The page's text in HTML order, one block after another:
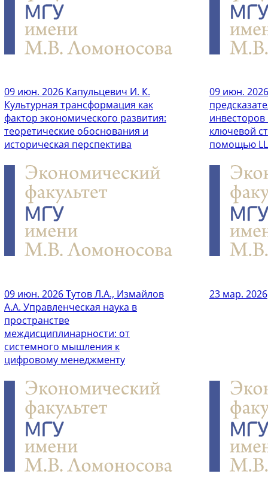
09 июн. 2026 Капульцевич И. К.
Культурная трансформация как
фактор экономического развития:
теоретические обоснования и
историческая перспектива
09 июн. 2026
ключевой
помощью
09 июн. 2026Тутов Л.А., Измайлов
А.А. Управленческая наука в
пространстве
междисциплинарности: от
системного мышления к
цифровому менеджменту
23 мар. 2026